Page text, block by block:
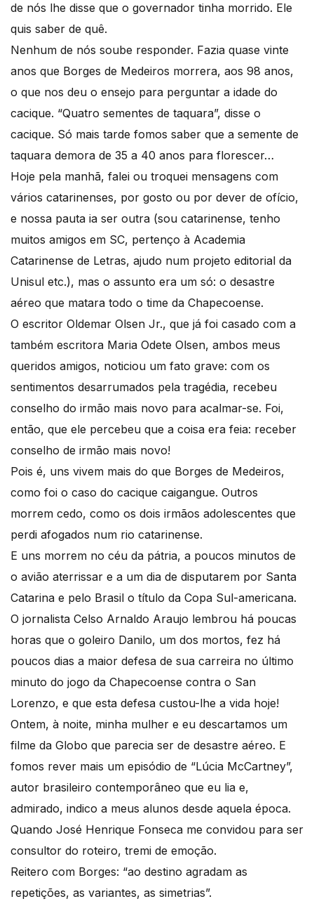
de nós lhe disse que o governador tinha morrido. Ele
quis saber de quê.
Nenhum de nós soube responder. Fazia quase vinte
anos que Borges de Medeiros morrera, aos 98 anos,
o que nos deu o ensejo para perguntar a idade do
cacique. “Quatro sementes de taquara”, disse o
cacique. Só mais tarde fomos saber que a semente de
taquara demora de 35 a 40 anos para florescer…
Hoje pela manhã, falei ou troquei mensagens com
vários catarinenses, por gosto ou por dever de ofício,
e nossa pauta ia ser outra (sou catarinense, tenho
muitos amigos em SC, pertenço à Academia
Catarinense de Letras, ajudo num projeto editorial da
Unisul etc.), mas o assunto era um só: o desastre
aéreo que matara todo o time da Chapecoense.
O escritor Oldemar Olsen Jr., que já foi casado com a
também escritora Maria Odete Olsen, ambos meus
queridos amigos, noticiou um fato grave: com os
sentimentos desarrumados pela tragédia, recebeu
conselho do irmão mais novo para acalmar-se. Foi,
então, que ele percebeu que a coisa era feia: receber
conselho de irmão mais novo!
Pois é, uns vivem mais do que Borges de Medeiros,
como foi o caso do cacique caigangue. Outros
morrem cedo, como os dois irmãos adolescentes que
perdi afogados num rio catarinense.
E uns morrem no céu da pátria, a poucos minutos de
o avião aterrissar e a um dia de disputarem por Santa
Catarina e pelo Brasil o título da Copa Sul-americana.
O jornalista Celso Arnaldo Araujo lembrou há poucas
horas que o goleiro Danilo, um dos mortos, fez há
poucos dias a maior defesa de sua carreira no último
minuto do jogo da Chapecoense contra o San
Lorenzo, e que esta defesa custou-lhe a vida hoje!
Ontem, à noite, minha mulher e eu descartamos um
filme da Globo que parecia ser de desastre aéreo. E
fomos rever mais um episódio de “Lúcia McCartney”,
autor brasileiro contemporâneo que eu lia e,
admirado, indico a meus alunos desde aquela época.
Quando José Henrique Fonseca me convidou para ser
consultor do roteiro, tremi de emoção.
Reitero com Borges: “ao destino agradam as
repetições, as variantes, as simetrias”.